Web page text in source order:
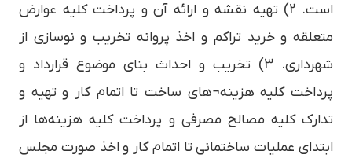
است. 2) تهیه نقشه و ارائه آن و پرداخت کلیه عوارض
متعلقه و خرید تراکم و اخذ پروانه تخریب و نوسازی از
شهرداری. 3) تخریب و احداث بنای موضوع قرارداد و
پرداخت کلیه هزینه¬های ساخت تا اتمام کار و تهیه و
تدارک کلیه مصالح مصرفی و پرداخت کلیه هزینه‌ها از
ابتدای عملیات ساختمانی تا اتمام کار و اخذ صورت مجلس